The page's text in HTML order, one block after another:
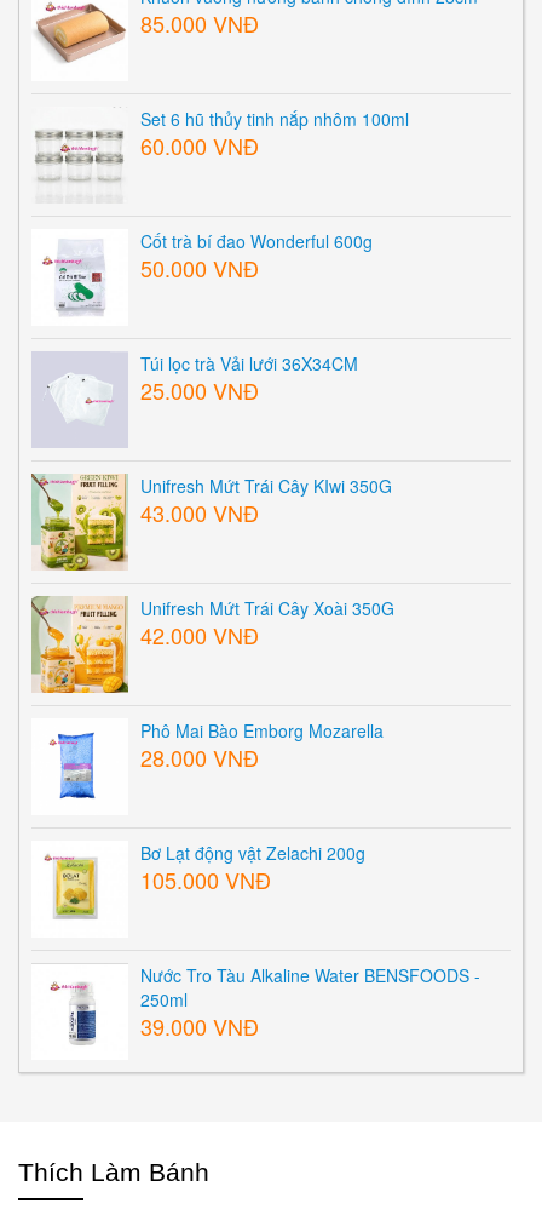
85.000 VNĐ
Set 6 hũ thủy tinh nắp nhôm 100ml
60.000 VNĐ
Cốt trà bí đao Wonderful 600g
50.000 VNĐ
Túi lọc trà Vải lưới 36X34CM
25.000 VNĐ
Unifresh Mứt Trái Cây KIwi 350G
43.000 VNĐ
Unifresh Mứt Trái Cây Xoài 350G
42.000 VNĐ
Phô Mai Bào Emborg Mozarella
28.000 VNĐ
Bơ Lạt động vật Zelachi 200g
105.000 VNĐ
Nước Tro Tàu Alkaline Water BENSFOODS -
250ml
39.000 VNĐ
Thích Làm Bánh